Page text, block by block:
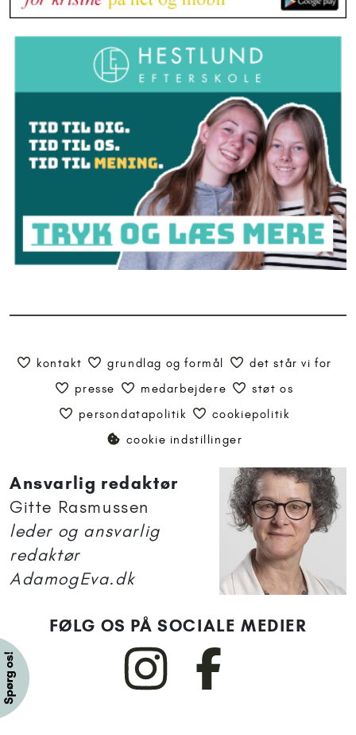
kontakt grundlag og formål
det står vi for
presse
medarbejdere
støt os
persondatapolitik
cookiepolitik
cookie indstillinger
Ansvarlig redaktør
Gitte Rasmussen
leder og ansvarlig
redaktør
AdamogEva.dk
FØLG OS PÅ SOCIALE MEDIER